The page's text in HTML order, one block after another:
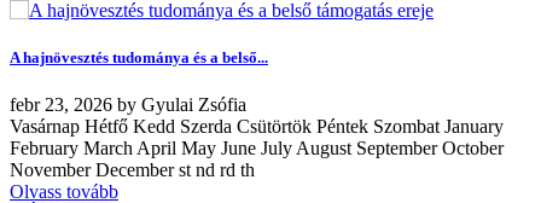
A hajnövesztés tudománya és a belső...
febr 23, 2026 by Gyulai Zsófia
Vasárnap Hétfő Kedd Szerda Csütörtök Péntek Szombat January
February March April May June July August September October
November December st nd rd th
Olvass tovább